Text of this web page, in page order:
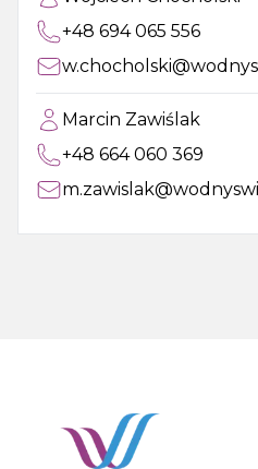
+48 694 065 556
Marcin Zawiślak
+48 664 060 369